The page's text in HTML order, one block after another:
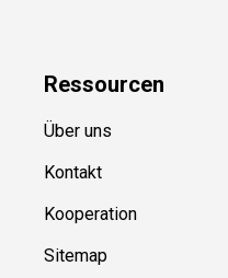
Ressourcen
Über uns
Kontakt
Kooperation
Sitemap